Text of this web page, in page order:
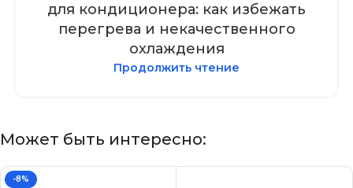
для кондиционера: как избежать
перегрева и некачественного
охлаждения
Продолжить чтение
Может быть интересно:
-8%